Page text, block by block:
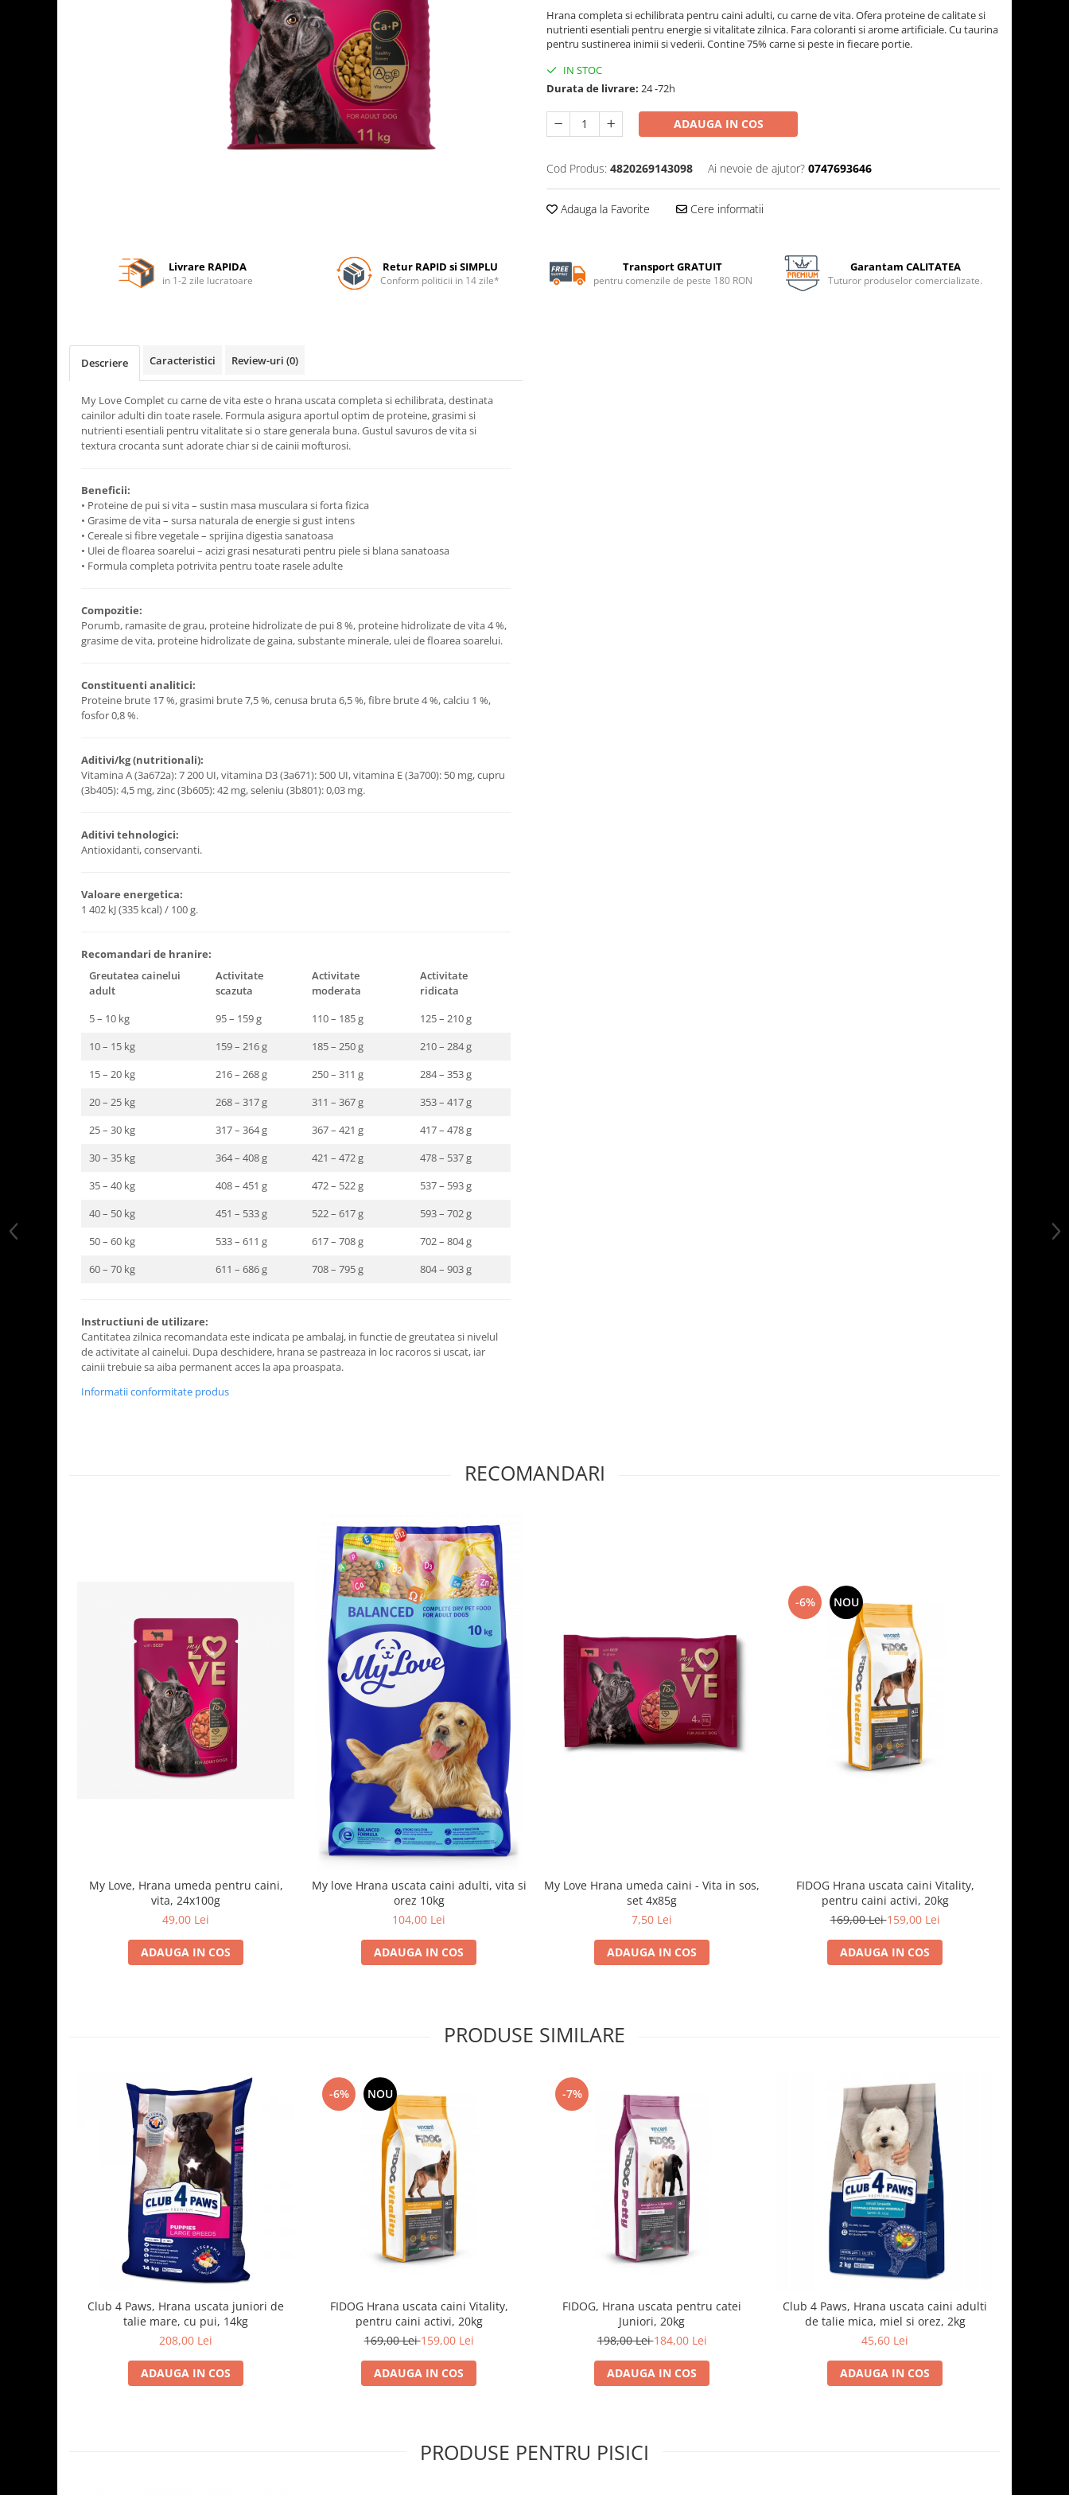
Hrana completa si echilibrata pentru caini adulti, cu carne de vita. Ofera proteine de calitate si
nutrienti esentiali pentru energie si vitalitate zilnica. Fara coloranti si arome artificiale. Cu taurina
pentru sustinerea inimii si vederii. Contine 75% carne si peste in fiecare portie.
IN STOC
Durata de livrare: 24 -72h
ADAUGA IN COS
Cod Produs: 4820269143098 Ai nevoie de ajutor? 0747693646
Adauga la Favorite Cere informatii
Livrare RAPIDA
in 1-2 zile lucratoare
Retur RAPID si SIMPLU
Conform politicii in 14 zile*
Transport GRATUIT
pentru comenzile de peste 180 RON
Garantam CALITATEA
Tuturor produselor comercializate.
Descriere Caracteristici Review-uri (0)
My Love Complet cu carne de vita este o hrana uscata completa si echilibrata, destinata
cainilor adulti din toate rasele. Formula asigura aportul optim de proteine, grasimi si
nutrienti esentiali pentru vitalitate si o stare generala buna. Gustul savuros de vita si
textura crocanta sunt adorate chiar si de cainii mofturosi.
Beneficii:
• Proteine de pui si vita – sustin masa musculara si forta fizica
• Grasime de vita – sursa naturala de energie si gust intens
• Cereale si fibre vegetale – sprijina digestia sanatoasa
• Ulei de floarea soarelui – acizi grasi nesaturati pentru piele si blana sanatoasa
• Formula completa potrivita pentru toate rasele adulte
Compozitie:
Porumb, ramasite de grau, proteine hidrolizate de pui 8 %, proteine hidrolizate de vita 4 %,
grasime de vita, proteine hidrolizate de gaina, substante minerale, ulei de floarea soarelui.
Constituenti analitici:
Proteine brute 17 %, grasimi brute 7,5 %, cenusa bruta 6,5 %, fibre brute 4 %, calciu 1 %,
fosfor 0,8 %.
Aditivi/kg (nutritionali):
Vitamina A (3a672a): 7 200 UI, vitamina D3 (3a671): 500 UI, vitamina E (3a700): 50 mg, cupru
(3b405): 4,5 mg, zinc (3b605): 42 mg, seleniu (3b801): 0,03 mg.
Aditivi tehnologici:
Antioxidanti, conservanti.
Valoare energetica:
1 402 kJ (335 kcal) / 100 g.
Recomandari de hranire:
Greutatea cainelui
adult
Activitate
scazuta
Activitate
moderata
Activitate
ridicata
5 – 10 kg
95 – 159 g 110 – 185 g
125 – 210 g
10 – 15 kg
159 – 216 g 185 – 250 g
210 – 284 g
15 – 20 kg
216 – 268 g 250 – 311 g
284 – 353 g
20 – 25 kg
268 – 317 g 311 – 367 g
353 – 417 g
25 – 30 kg
317 – 364 g 367 – 421 g
417 – 478 g
30 – 35 kg
364 – 408 g 421 – 472 g
478 – 537 g
35 – 40 kg
408 – 451 g 472 – 522 g
537 – 593 g
40 – 50 kg
451 – 533 g 522 – 617 g
593 – 702 g
50 – 60 kg
533 – 611 g 617 – 708 g
702 – 804 g
60 – 70 kg
611 – 686 g 708 – 795 g 804 – 903 g
Instructiuni de utilizare:
Cantitatea zilnica recomandata este indicata pe ambalaj, in functie de greutatea si nivelul
de activitate al cainelui. Dupa deschidere, hrana se pastreaza in loc racoros si uscat, iar
cainii trebuie sa aiba permanent acces la apa proaspata.
Informatii conformitate produs
RECOMANDARI
My Love, Hrana umeda pentru caini,
vita, 24x100g
49,00 Lei
ADAUGA IN COS
My love Hrana uscata caini adulti, vita si
orez 10kg
104,00 Lei
ADAUGA IN COS
My Love Hrana umeda caini - Vita in sos,
set 4x85g
7,50 Lei
ADAUGA IN COS
-6% NOU
FIDOG Hrana uscata caini Vitality,
pentru caini activi, 20kg
169,00 Lei159,00 Lei
ADAUGA IN COS
PRODUSE SIMILARE
Club 4 Paws, Hrana uscata juniori de
talie mare, cu pui, 14kg
208,00 Lei
ADAUGA IN COS
-6% NOU
FIDOG Hrana uscata caini Vitality,
pentru caini activi, 20kg
169,00 Lei159,00 Lei
ADAUGA IN COS
-7%
FIDOG, Hrana uscata pentru catei
Juniori, 20kg
198,00 Lei184,00 Lei
ADAUGA IN COS
Club 4 Paws, Hrana uscata caini adulti
de talie mica, miel si orez, 2kg
45,60 Lei
ADAUGA IN COS
PRODUSE PENTRU PISICI